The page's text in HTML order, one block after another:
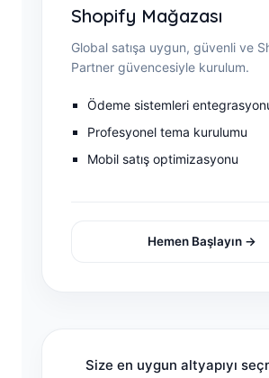
Shopify Mağazası
Global satışa uygun, güvenli ve
Partner güvencesiyle kurulum.
Ödeme sistemleri
Profesyonel tema kurulumu
Mobil satış optimizasyonu
Hemen Başlayın →
Size en uygun altyapıyı